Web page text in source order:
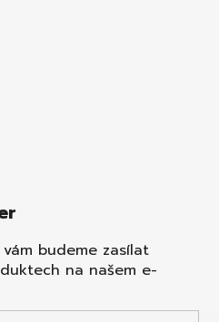
budeme zasílat
na našem e-